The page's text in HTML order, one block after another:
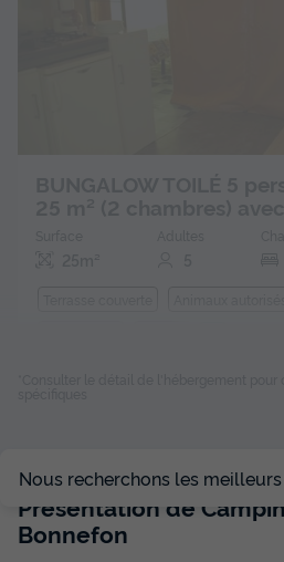
Meilleur prix pour 7 nuits
Modifier les dates
Nous recherchons les
Présentation de
Bonnefon